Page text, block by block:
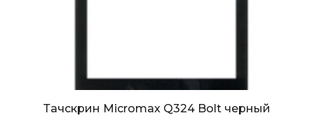
Тачскрин Micromax Q324 Bolt черный